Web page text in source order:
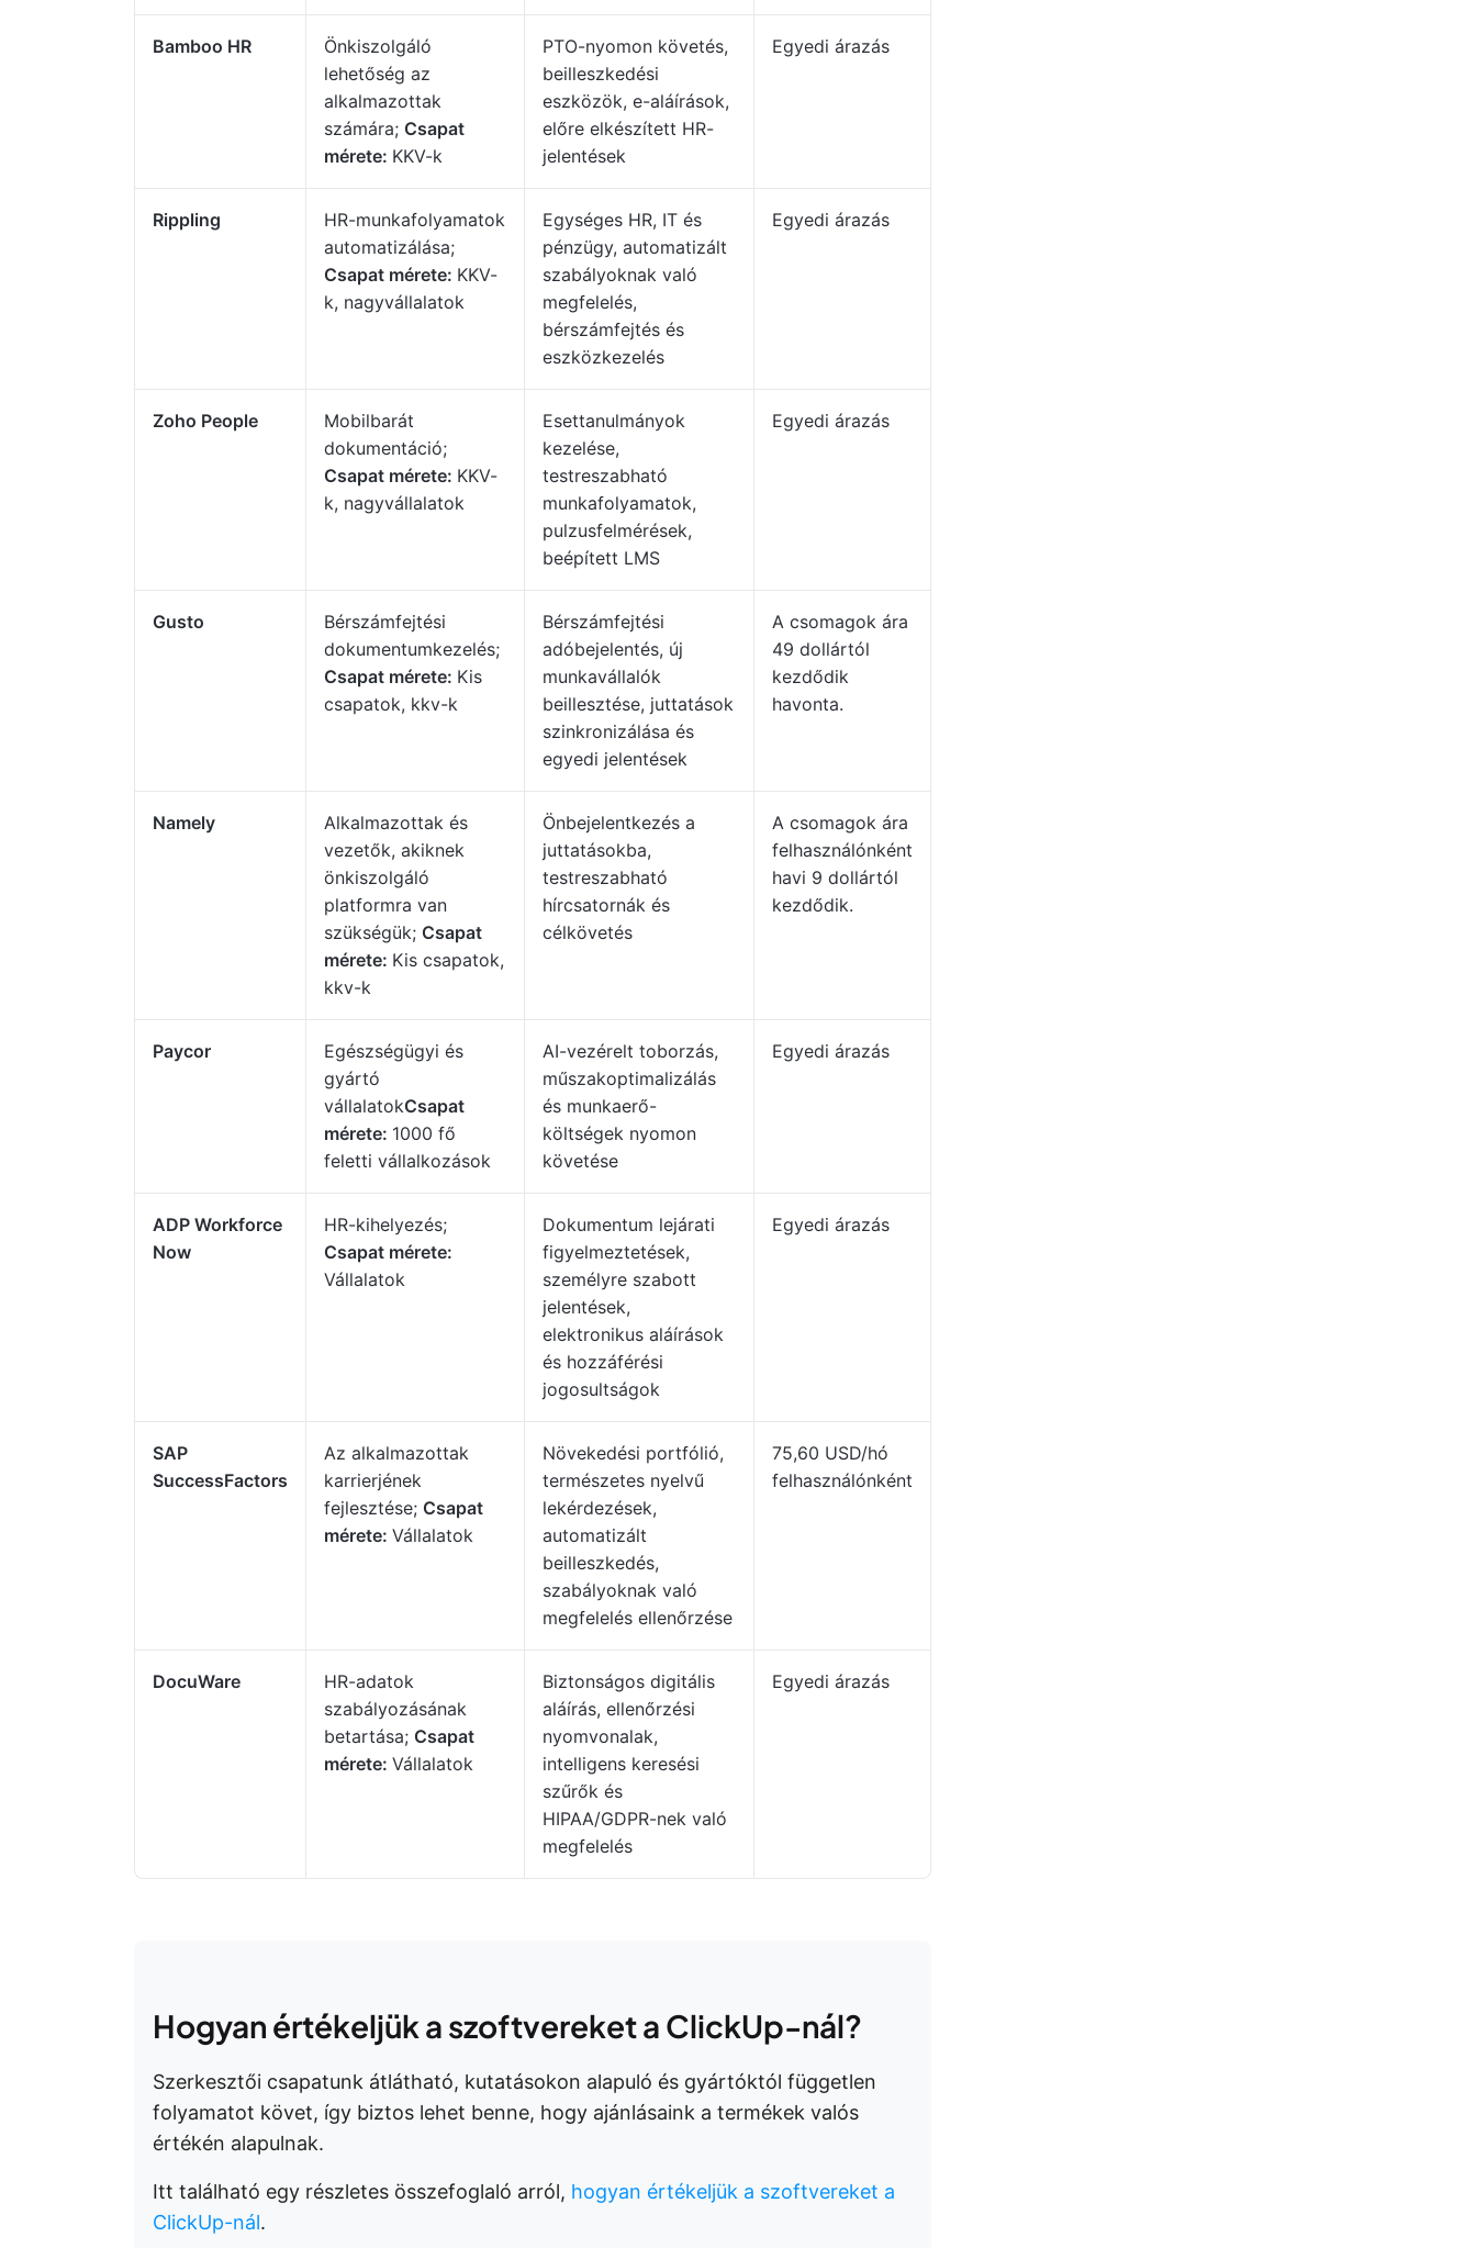
Bamboo HR
Önkiszolgáló
lehetőség az
alkalmazottak
számára; Csapat
mérete: KKV-k
PTO-nyomon követés,
beilleszkedési
eszközök, e-aláírások,
előre elkészített HR-
jelentések
Egyedi árazás
Rippling
HR-munkafolyamatok
automatizálása;
Csapat mérete: KKV-
k, nagyvállalatok
Egységes HR, IT és
pénzügy, automatizált
szabályoknak való
megfelelés,
bérszámfejtés és
eszközkezelés
Egyedi árazás
Zoho People
Mobilbarát
dokumentáció;
Csapat mérete: KKV-
k, nagyvállalatok
Esettanulmányok
kezelése,
testreszabható
munkafolyamatok,
pulzusfelmérések,
beépített LMS
Egyedi árazás
Gusto
Bérszámfejtési
dokumentumkezelés;
Csapat mérete: Kis
csapatok, kkv-k
Bérszámfejtési
adóbejelentés, új
munkavállalók
beillesztése, juttatások
szinkronizálása és
egyedi jelentések
A csomagok ára
49 dollártól
kezdődik
havonta.
Namely
Alkalmazottak és
vezetők, akiknek
önkiszolgáló
platformra van
szükségük; Csapat
mérete: Kis csapatok,
kkv-k
Önbejelentkezés a
juttatásokba,
testreszabható
hírcsatornák és
célkövetés
A csomagok ára
felhasználónként
havi 9 dollártól
kezdődik.
Paycor
Egészségügyi és
gyártó
vállalatokCsapat
mérete: 1000 fő
feletti vállalkozások
AI-vezérelt toborzás,
műszakoptimalizálás
és munkaerő-
költségek nyomon
követése
Egyedi árazás
ADP Workforce
Now
HR-kihelyezés;
Csapat mérete:
Vállalatok
Dokumentum lejárati
figyelmeztetések,
személyre szabott
jelentések,
elektronikus aláírások
és hozzáférési
jogosultságok
Egyedi árazás
SAP
SuccessFactors
Az alkalmazottak
karrierjének
fejlesztése; Csapat
mérete: Vállalatok
Növekedési portfólió,
természetes nyelvű
lekérdezések,
automatizált
beilleszkedés,
szabályoknak való
megfelelés ellenőrzése
75,60 USD/hó
felhasználónként
DocuWare
HR-adatok
szabályozásának
betartása; Csapat
mérete: Vállalatok
Biztonságos digitális
aláírás, ellenőrzési
nyomvonalak,
intelligens keresési
szűrők és
HIPAA/GDPR-nek való
megfelelés
Egyedi árazás
Hogyan értékeljük a szoftvereket a ClickUp-nál?
Szerkesztői csapatunk átlátható, kutatásokon alapuló és gyártóktól független
folyamatot követ, így biztos lehet benne, hogy ajánlásaink a termékek valós
értékén alapulnak.
Itt található egy részletes összefoglaló arról, hogyan értékeljük a szoftvereket a
ClickUp-nál.